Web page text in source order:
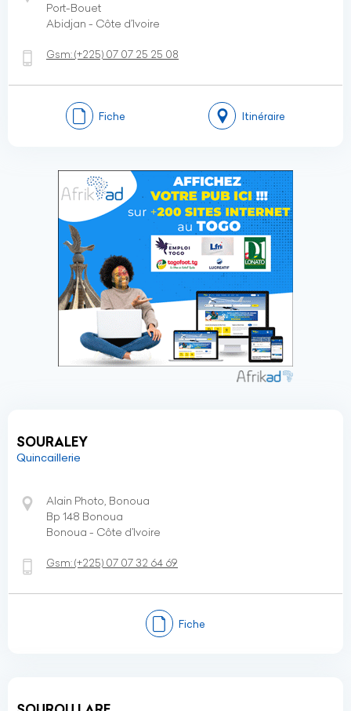
Port-Bouet
Abidjan - Côte d’Ivoire
Gsm:(+225) 07 07 25 25 08
Fiche Itinéraire
SOURALEY
Quincaillerie
Alain Photo, Bonoua
Bp 148 Bonoua
Bonoua - Côte d’Ivoire
Gsm:(+225) 07 07 32 64 69
Fiche